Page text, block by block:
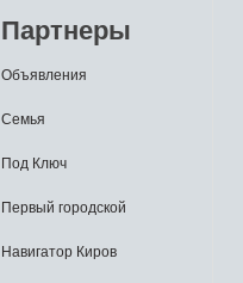
Партнеры
Объявления
Семья
Под Ключ
Первый городской
Навигатор Киров